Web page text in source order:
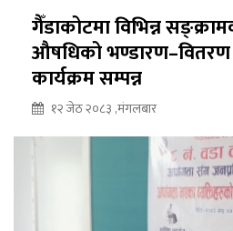
गैँडाकोटमा विभिन्न
औषधिको भण्डारण–वितरण
कार्यक्रम सम्पन्न
१२ जेठ २०८३ ,मंगलबार